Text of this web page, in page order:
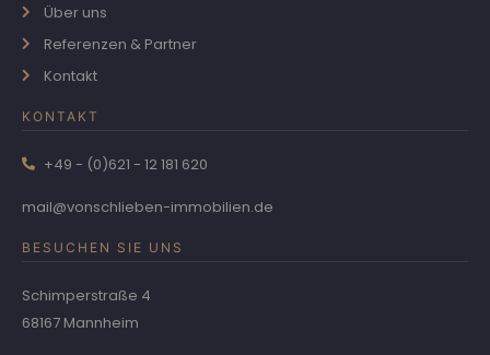
Über uns
Referenzen & Partner
Kontakt
KONTAKT
+49 - (0)621 - 12 181 620
mail@vonschlieben-immobilien.de
BESUCHEN SIE UNS
Schimperstraße 4
68167 Mannheim